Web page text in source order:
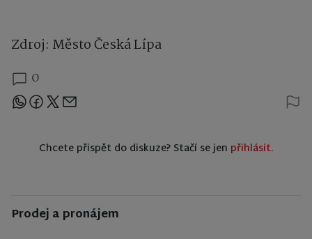
Zdroj: Město Česká Lípa
0
Sdílejte článek
Chcete přispět do diskuze? Stačí se jen přihlásit.
Prodej a pronájem